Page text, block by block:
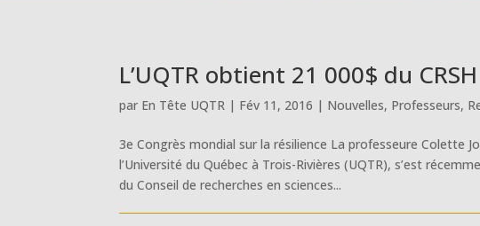
L’UQTR obtient 21 000$ du CRSH
par En Tête UQTR | Fév 11, 2016 | Nouvelles, Professeurs,
3e Congrès mondial sur la résilience La professeure Colette
l’Université du Québec à Trois-Rivières (UQTR), s’est
du Conseil de recherches en sciences...